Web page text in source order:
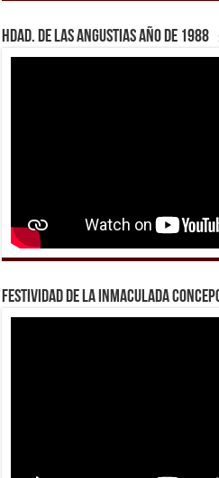
Hdad. de Las Angustias año de 1988
Festividad de la Inmaculada